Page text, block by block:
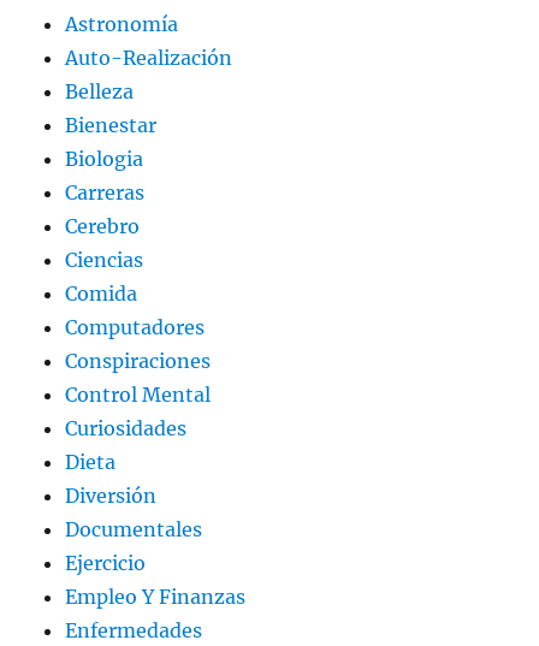
Astronomía
Auto-Realización
Belleza
Bienestar
Biologia
Carreras
Cerebro
Ciencias
Comida
Computadores
Conspiraciones
Control Mental
Curiosidades
Dieta
Diversión
Documentales
Ejercicio
Empleo Y Finanzas
Enfermedades